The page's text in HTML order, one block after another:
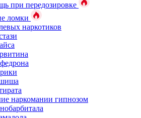
при передозировке
ломки
наркотиков
наркомании гипнозом